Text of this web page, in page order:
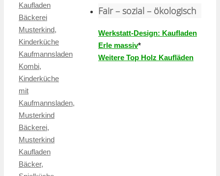
Kaufladen
Bäckerei
Musterkind,
Kinderküche
Kaufmannsladen
Kombi,
Kinderküche
mit
Kaufmannsladen,
Musterkind
Bäckerei,
Musterkind
Kaufladen
Bäcker,
Fair – sozial – ökologisch
Werkstatt-Design: Kaufladen
Erle massiv*
Weitere Top Holz Kaufläden